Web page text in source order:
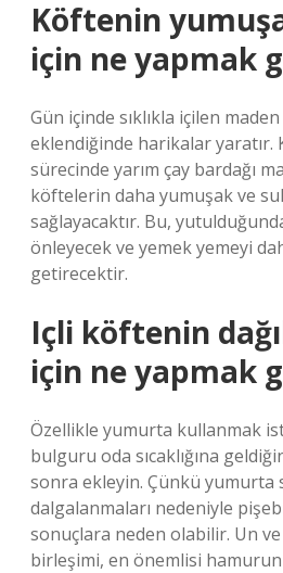
Köftenin
için ne yapmak
Gün içinde sıklıkla içilen
eklendiğinde harikalar yaratır.
sürecinde yarım çay bardağı
köftelerin daha yumuşak ve
sağlayacaktır. Bu,
önleyecek ve yemek yemeyi
getirecektir.
Içli köftenin
için ne yapmak
Özellikle yumurta kullanmak
bulguru oda sıcaklığına
sonra ekleyin. Çünkü yumurta
dalgalanmaları nedeniyle
sonuçlara neden olabilir. Un
birleşimi, en önemlisi hamurun